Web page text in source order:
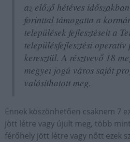
az előző hétéves
forinttal támogatta a
települések fejlesztéseit a
településfejlesztési
keresztül. A résztvevő 18
megyei jogú város saját
valósíthatott meg.
Ennek köszönhetően csaknem 7
jött létre vagy újult meg, több
férőhely jött létre vagy nőtt ezek